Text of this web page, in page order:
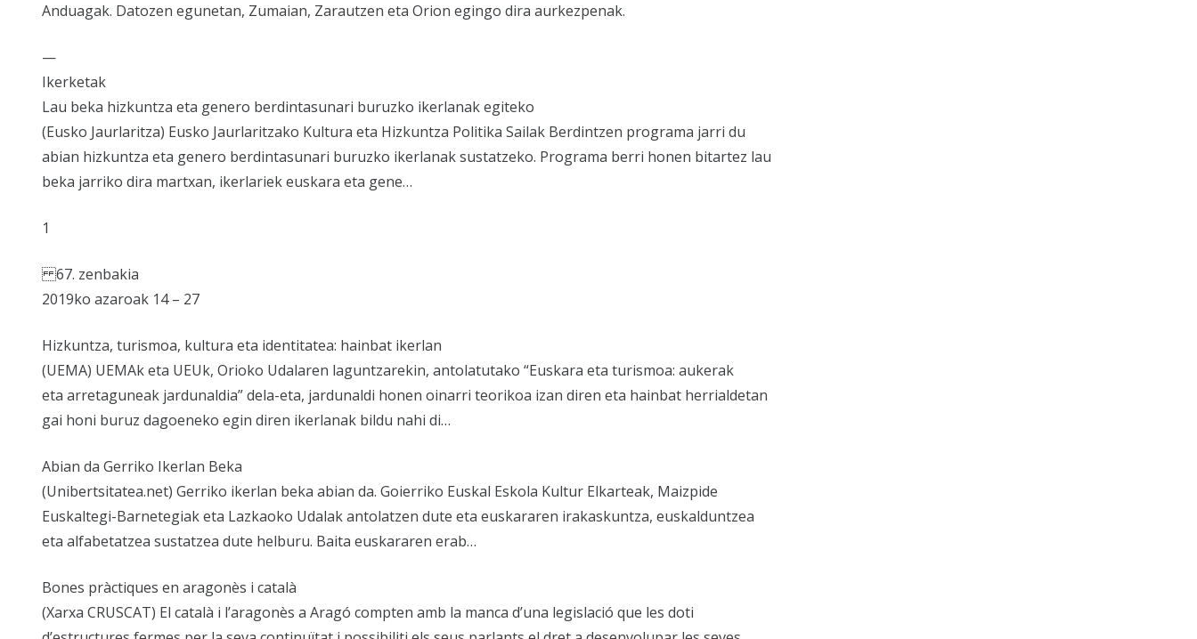
Anduagak. Datozen egunetan, Zumaian, Zarautzen eta Orion egingo dira aurkezpenak.
—
Ikerketak
Lau beka hizkuntza eta genero berdintasunari buruzko ikerlanak egiteko
(Eusko Jaurlaritza) Eusko Jaurlaritzako Kultura eta Hizkuntza Politika Sailak Berdintzen programa jarri du
abian hizkuntza eta genero berdintasunari buruzko ikerlanak sustatzeko. Programa berri honen bitartez lau
beka jarriko dira martxan, ikerlariek euskara eta gene…
1
67. zenbakia
2019ko azaroak 14 – 27
Hizkuntza, turismoa, kultura eta identitatea: hainbat ikerlan
(UEMA) UEMAk eta UEUk, Orioko Udalaren laguntzarekin, antolatutako “Euskara eta turismoa: aukerak
eta arretaguneak jardunaldia” dela-eta, jardunaldi honen oinarri teorikoa izan diren eta hainbat herrialdetan
gai honi buruz dagoeneko egin diren ikerlanak bildu nahi di…
Abian da Gerriko Ikerlan Beka
(Unibertsitatea.net) Gerriko ikerlan beka abian da. Goierriko Euskal Eskola Kultur Elkarteak, Maizpide
Euskaltegi-Barnetegiak eta Lazkaoko Udalak antolatzen dute eta euskararen irakaskuntza, euskalduntzea
eta alfabetatzea sustatzea dute helburu. Baita euskararen erab…
Bones pràctiques en aragonès i català
(Xarxa CRUSCAT) El català i l’aragonès a Aragó compten amb la manca d’una legislació que les doti